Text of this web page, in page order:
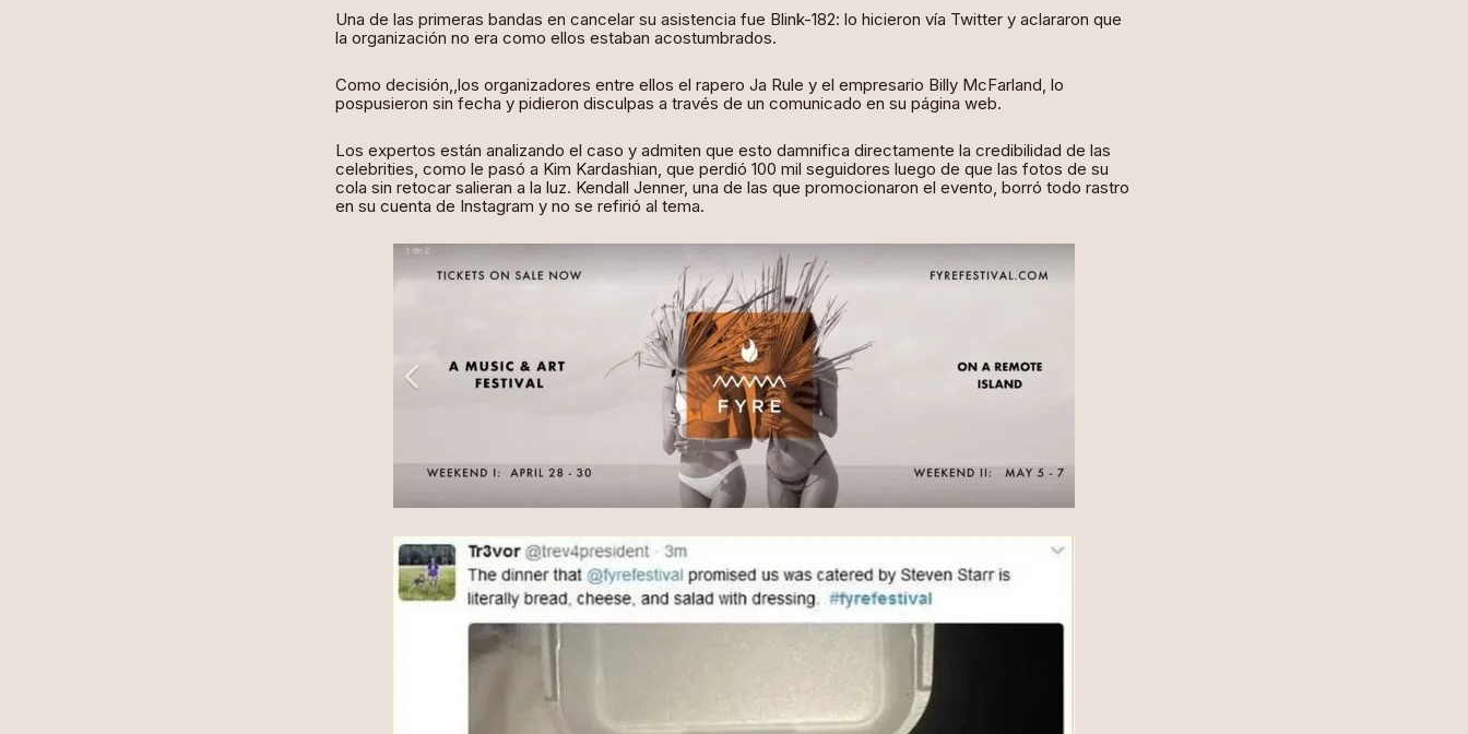
Una de las primeras bandas en cancelar su asistencia fue Blink-182: lo hicieron vía Twitter y aclararon que
la organización no era como ellos estaban acostumbrados.
Como decisión,,los organizadores entre ellos el rapero Ja Rule y el empresario Billy McFarland, lo
pospusieron sin fecha y pidieron disculpas a través de un comunicado en su página web.
Los expertos están analizando el caso y admiten que esto damnifica directamente la credibilidad de las
celebrities, como le pasó a Kim Kardashian, que perdió 100 mil seguidores luego de que las fotos de su
cola sin retocar salieran a la luz. Kendall Jenner, una de las que promocionaron el evento, borró todo rastro
en su cuenta de Instagram y no se refirió al tema.